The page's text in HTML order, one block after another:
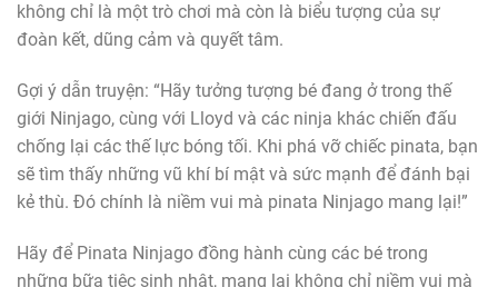
không chỉ là một trò chơi mà còn là biểu tượng của sự
đoàn kết, dũng cảm và quyết tâm.
Gợi ý dẫn truyện: “Hãy tưởng tượng bé đang ở trong thế
giới Ninjago, cùng với Lloyd và các ninja khác chiến đấu
chống lại các thế lực bóng tối. Khi phá vỡ chiếc pinata, bạn
sẽ tìm thấy những vũ khí bí mật và sức mạnh để đánh bại
kẻ thù. Đó chính là niềm vui mà pinata Ninjago mang lại!”
Hãy để Pinata Ninjago đồng hành cùng các bé trong
những bữa tiệc sinh nhật, mang lại không chỉ niềm vui mà